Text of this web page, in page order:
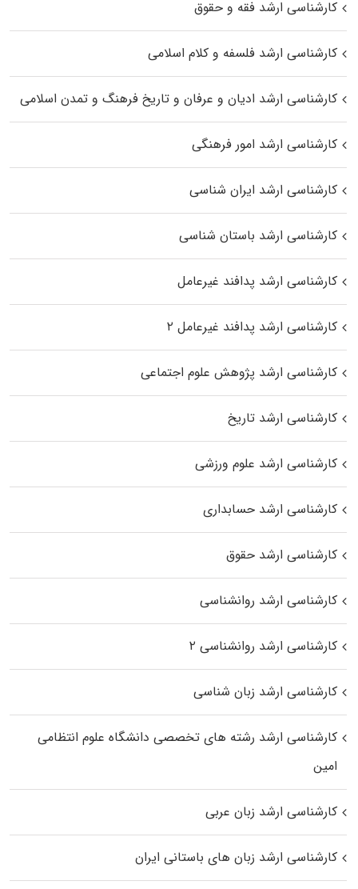
کارشناسی ارشد فقه و حقوق
کارشناسی ارشد فلسفه و کلام اسلامی
کارشناسی ارشد ادیان و عرفان و تاریخ فرهنگ و تمدن اسلامی
کارشناسی ارشد امور فرهنگی
کارشناسی ارشد ایران شناسی
کارشناسی ارشد باستان شناسی
کارشناسی ارشد پدافند غیرعامل
کارشناسی ارشد پدافند غیرعامل ۲
کارشناسی ارشد پژوهش علوم اجتماعی
کارشناسی ارشد تاریخ
کارشناسی ارشد علوم ورزشی
کارشناسی ارشد حسابداری
کارشناسی ارشد حقوق
کارشناسی ارشد روانشناسی
کارشناسی ارشد روانشناسی ۲
کارشناسی ارشد زبان شناسی
کارشناسی ارشد رﺷﺘﻪ ﻫﺎی تخصصی داﻧﺸﮕﺎه ﻋﻠﻮم انتظامی
اﻣﻴﻦ
کارشناسی ارشد زبان عربی
کارشناسی ارشد زبان‌ های باستانی ایران